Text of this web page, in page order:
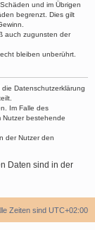
und im Übrigen
begrenzt. Dies gilt
auch zugunsten der
bleiben unberührt.
Datenschutzerklärung
Im Falle des
Nutzer bestehende
der Nutzer den
Daten sind in der
Zeiten sind UTC+02:00